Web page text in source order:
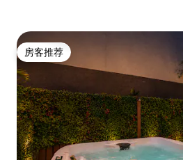
房客推荐
房客推荐